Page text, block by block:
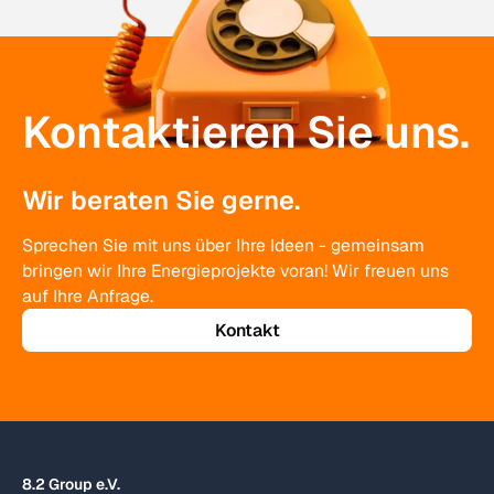
Kontaktieren Sie uns.
Wir beraten Sie gerne.
Sprechen Sie mit uns über Ihre Ideen - gemeinsam
bringen wir Ihre Energieprojekte voran! Wir freuen uns
auf Ihre Anfrage.
Kontakt
8.2 Group e.V.